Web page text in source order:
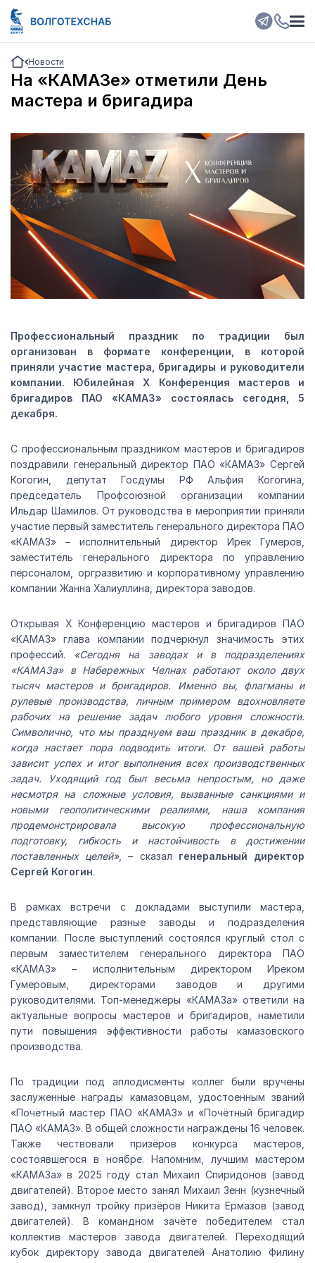
Новости
На «КАМАЗе» отметили День
мастера и бригадира
Профессиональный праздник по традиции был
организован в формате конференции, в которой
приняли участие мастера, бригадиры и руководители
компании. Юбилейная Х Конференция мастеров и
бригадиров ПАО «КАМАЗ» состоялась сегодня, 5
декабря.
С профессиональным праздником мастеров и бригадиров
поздравили генеральный директор ПАО «КАМАЗ» Сергей
Когогин, депутат Госдумы РФ Альфия Когогина,
председатель Профсоюзной организации компании
Ильдар Шамилов. От руководства в мероприятии приняли
участие первый заместитель генерального директора ПАО
«КАМАЗ» – исполнительный директор Ирек Гумеров,
заместитель генерального директора по управлению
персоналом, оргразвитию и корпоративному управлению
компании Жанна Халиуллина, директора заводов.
Открывая Х Конференцию мастеров и бригадиров ПАО
«КАМАЗ» глава компании подчеркнул значимость этих
профессий.
«Сегодня на заводах и в подразделениях
«КАМАЗа» в Набережных Челнах работают около двух
тысяч мастеров и бригадиров. Именно вы, флагманы и
рулевые производства, личным примером вдохновляете
рабочих на решение задач любого уровня сложности.
Символично, что мы празднуем ваш праздник в декабре,
когда настает пора подводить итоги. От вашей работы
зависит успех и итог выполнения всех производственных
задач. Уходящий год был весьма непростым, но даже
несмотря на сложные условия, вызванные санкциями и
новыми геополитическими реалиями, наша компания
продемонстрировала высокую профессиональную
подготовку, гибкость и настойчивость в достижении
поставленных целей», – сказал генеральный директор
Сергей Когогин.
В рамках встречи с докладами выступили мастера,
представляющие разные заводы и подразделения
компании. После выступлений состоялся круглый стол с
первым заместителем генерального директора ПАО
«КАМАЗ» – исполнительным директором Иреком
Гумеровым, директорами заводов и другими
руководителями. Топ-менеджеры «КАМАЗа» ответили на
актуальные вопросы мастеров и бригадиров, наметили
пути повышения эффективности работы камазовского
производства.
По традиции под аплодисменты коллег были вручены
заслуженные награды камазовцам, удостоенным званий
«Почётный мастер ПАО «КАМАЗ» и «Почётный бригадир
ПАО «КАМАЗ». В общей сложности награждены 16 человек.
Также чествовали призёров конкурса мастеров,
состоявшегося в ноябре. Напомним, лучшим мастером
«КАМАЗа» в 2025 году стал Михаил Спиридонов (завод
двигателей). Второе место занял Михаил Зенн (кузнечный
завод), замкнул тройку призёров Никита Ермазов (завод
двигателей). В командном зачёте победителем стал
коллектив мастеров завода двигателей. Переходящий
кубок директору завода двигателей Анатолию Филину